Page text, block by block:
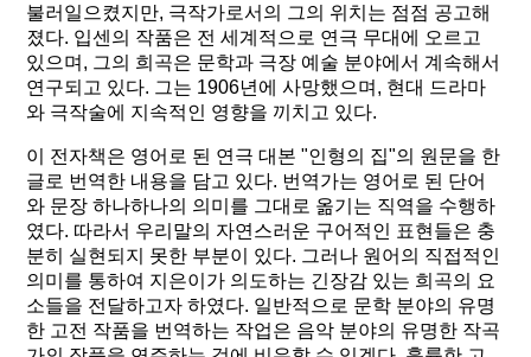
불러일으켰지만, 극작가로서의 그의 위치는 점점 공고해
졌다. 입센의 작품은 전 세계적으로 연극 무대에 오르고
있으며, 그의 희곡은 문학과 극장 예술 분야에서 계속해서
연구되고 있다. 그는 1906년에 사망했으며, 현대 드라마
와 극작술에 지속적인 영향을 끼치고 있다.
이 전자책은 영어로 된 연극 대본 "인형의 집"의 원문을 한
글로 번역한 내용을 담고 있다. 번역가는 영어로 된 단어
와 문장 하나하나의 의미를 그대로 옮기는 직역을 수행하
였다. 따라서 우리말의 자연스러운 구어적인 표현들은 충
분히 실현되지 못한 부분이 있다. 그러나 원어의 직접적인
의미를 통하여 지은이가 의도하는 긴장감 있는 희곡의 요
소들을 전달하고자 하였다. 일반적으로 문학 분야의 유명
한 고전 작품을 번역하는 작업은 음악 분야의 유명한 작곡